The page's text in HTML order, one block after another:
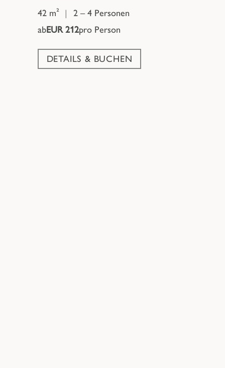
42 m² |
2 – 4 Personen
abEUR 212pro Person
DETAILS & BUCHEN